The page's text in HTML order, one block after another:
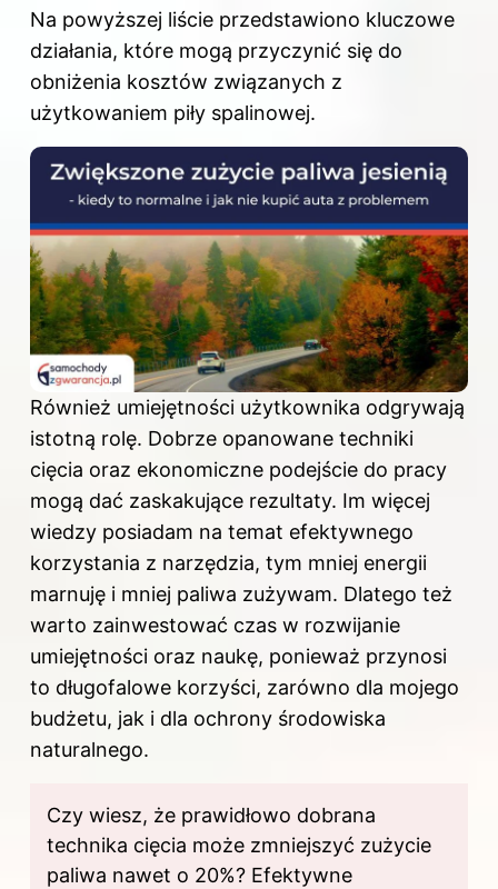
Na powyższej liście przedstawiono kluczowe
działania, które mogą przyczynić się do
obniżenia kosztów związanych z
użytkowaniem piły spalinowej.
Również umiejętności użytkownika odgrywają
istotną rolę. Dobrze opanowane techniki
cięcia oraz ekonomiczne podejście do pracy
mogą dać zaskakujące rezultaty. Im więcej
wiedzy posiadam na temat efektywnego
korzystania z narzędzia, tym mniej energii
marnuję i mniej paliwa zużywam. Dlatego też
warto zainwestować czas w rozwijanie
umiejętności oraz naukę, ponieważ przynosi
to długofalowe korzyści, zarówno dla mojego
budżetu, jak i dla ochrony środowiska
naturalnego.
Czy wiesz, że prawidłowo dobrana
technika cięcia może zmniejszyć zużycie
paliwa nawet o 20%? Efektywne